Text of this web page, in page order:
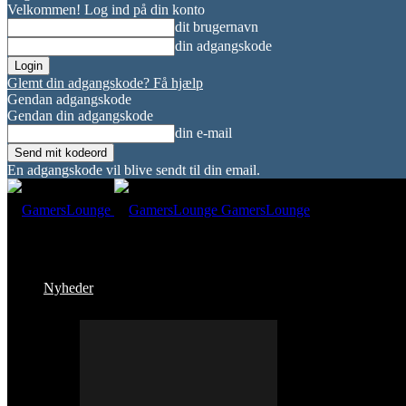
Velkommen! Log ind på din konto
dit brugernavn
din adgangskode
Glemt din adgangskode? Få hjælp
Gendan adgangskode
Gendan din adgangskode
din e-mail
En adgangskode vil blive sendt til din email.
GamersLounge
Nyheder